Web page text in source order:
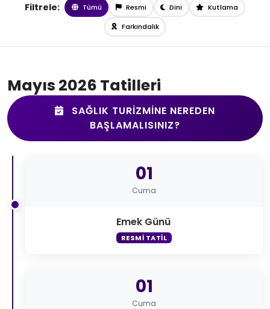
Filtrele: Tümü Resmi Dini Kutlama
Farkındalık
Mayıs 2026 Tatilleri
SAĞLIK TURIZMINE NEREDEN
BAŞLAMALISINIZ?
01
Cuma
Emek Günü
RESMI TATIL
01
Cuma